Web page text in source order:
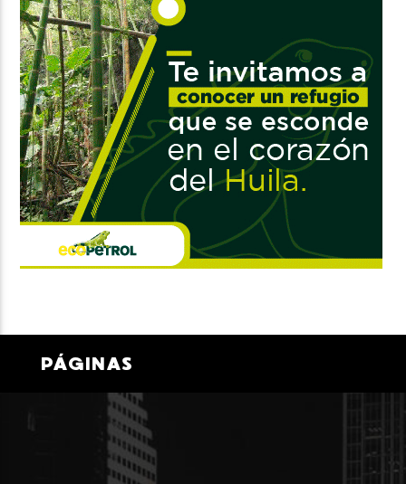
PÁGINAS